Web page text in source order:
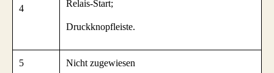
4 Relais-Start;
Druckknopfleiste.
5 Nicht zugewiesen